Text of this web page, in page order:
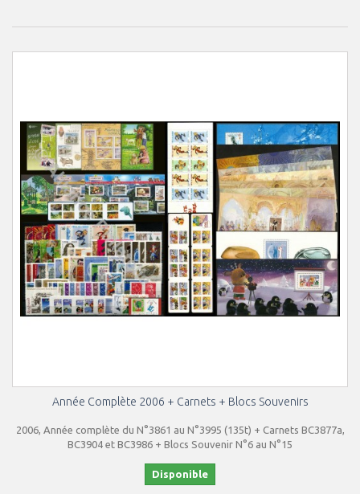
Année Complète 2006 + Carnets + Blocs Souvenirs
2006, Année complète du N°3861 au N°3995 (135t) + Carnets BC3877a,
BC3904 et BC3986 + Blocs Souvenir N°6 au N°15
Disponible